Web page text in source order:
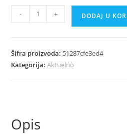
za
Rozia
količina
- + DODAJ U
Šifra proizvoda: 51287cfe3ed4
Kategorija:Aktuelno
Opis